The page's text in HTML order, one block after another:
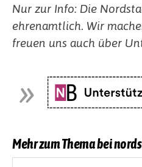
Nur zur Info: Die
ehrenamtlich. Wir
freuen uns auch über
Mehr zum Thema bei